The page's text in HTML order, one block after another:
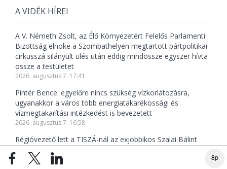
8p
A VIDÉK HÍREI
A V. Németh Zsolt, az Élő Környezetért Felelős Parlamenti
Bizottság elnöke a Szombathelyen megtartott pártpolitikai
cirkusszá silányult ülés után eddig mindössze egyszer hívta
össze a testületet
2026. augusztus 7. 17:41
Pintér Bence: egyelőre nincs szükség vízkorlátozásra,
ugyanakkor a város több energiatakarékossági és
vízmegtakarítási intézkedést is bevezetett
2026. augusztus 7. 16:58
Régióvezető lett a TISZÁ-nál az exjobbikos Szalai Bálint
2026. augusztus 7. 16:58
Motorbemutató és -sorsolás, rocklegendák, ingyen belépő